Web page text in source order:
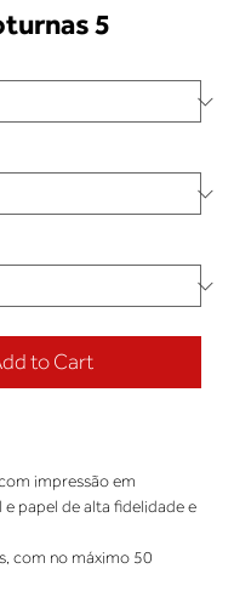
5
to Cart
impressão em
papel de alta fidelidade e
com no máximo 50